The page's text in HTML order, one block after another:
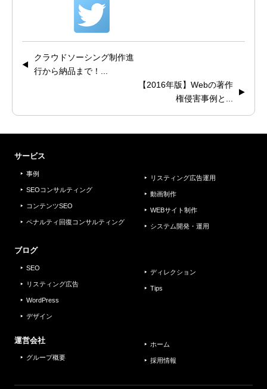
クラウドソーシング制作進
行から納品まで！...
【2016年版】Webの著作
権侵害事例と...
サービス
事例
SEOコンサルティング
コンテンツSEO
ペナルティ回復コンサルティング
リスティング広告運用
動画制作
WEBサイト制作
システム開発・運用
ブログ
SEO
リスティング広告
WordPress
デザイン
ディレクション
Tips
運営会社
グループ概要
ホーム
採用情報